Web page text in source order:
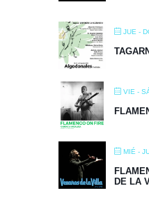
JUE -
VIE -
MIÉ -
DE LA